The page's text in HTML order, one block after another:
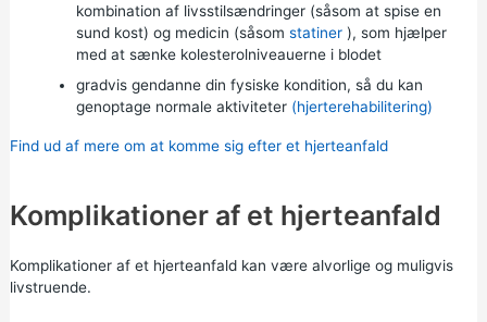
kombination af livsstilsændringer (såsom at spise en
sund kost) og medicin (såsom statiner), som hjælper
med at sænke kolesterolniveauerne i blodet
gradvis gendanne din fysiske kondition, så du kan
genoptage normale aktiviteter (hjerterehabilitering)
Find ud af mere om at komme sig efter et hjerteanfald
Komplikationer af et hjerteanfald
Komplikationer af et hjerteanfald kan være alvorlige og muligvis
livstruende.